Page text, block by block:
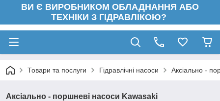
ВИ Є ВИРОБНИКОМ ОБЛАДНАННЯ АБО
ТЕХНІКИ З ГІДРАВЛІКОЮ?
Товари та послуги Гідравлічні насоси Аксіально -
Аксіально - поршневі насоси Kawasaki